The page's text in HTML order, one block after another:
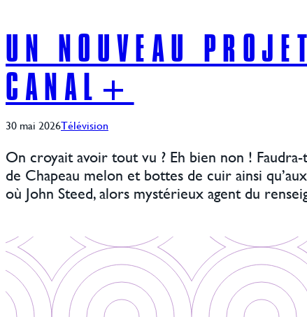
UN NOUVEAU
CANAL+
30 mai 2026Télévision
On croyait avoir tout vu ? Eh bien non !
de Chapeau melon et bottes de cuir ainsi
où John Steed, alors mystérieux agent du